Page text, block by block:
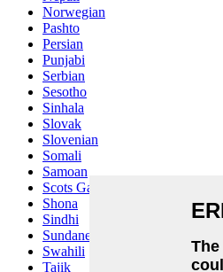
Norwegian
Pashto
Persian
Punjabi
Serbian
Sesotho
Sinhala
Slovak
Slovenian
Somali
Samoan
Scots Gaelic
Shona
Sindhi
Sundanese
Swahili
Tajik